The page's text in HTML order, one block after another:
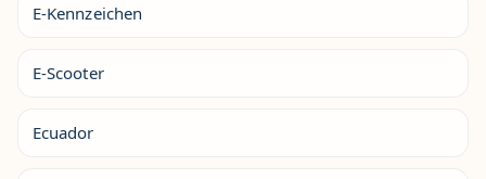
E-Kennzeichen
E-Scooter
Ecuador